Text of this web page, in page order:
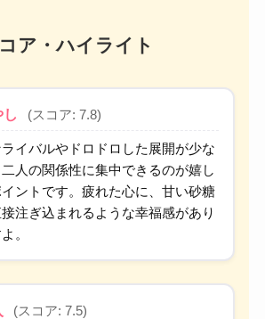
ア・ハイライト
(スコア: 7.8)
イバルやドロドロした展開が少な
二人の関係性に集中できるのが嬉し
ントです。疲れた心に、甘い砂糖
接注ぎ込まれるような幸福感があり
。
(スコア: 7.5)